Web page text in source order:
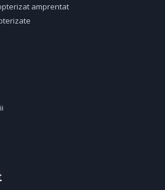
amprentat